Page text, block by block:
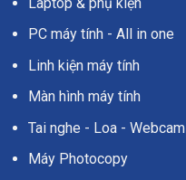
PC máy tính - All in one
Linh kiện máy tính
Màn hình máy tính
Tai nghe - Loa - Webcam
Máy Photocopy